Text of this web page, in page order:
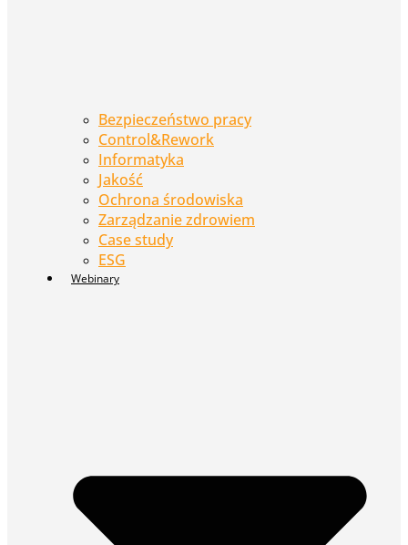
Bezpieczeństwo pracy
Control&Rework
Informatyka
Jakość
Ochrona środowiska
Zarządzanie zdrowiem
Case study
ESG
Webinary